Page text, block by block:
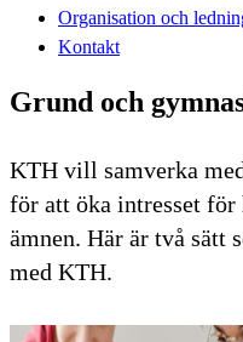
Organisation och
Kontakt
Grund och
KTH vill samverka
för att öka intresset för
ämnen. Här är två sätt
med KTH.